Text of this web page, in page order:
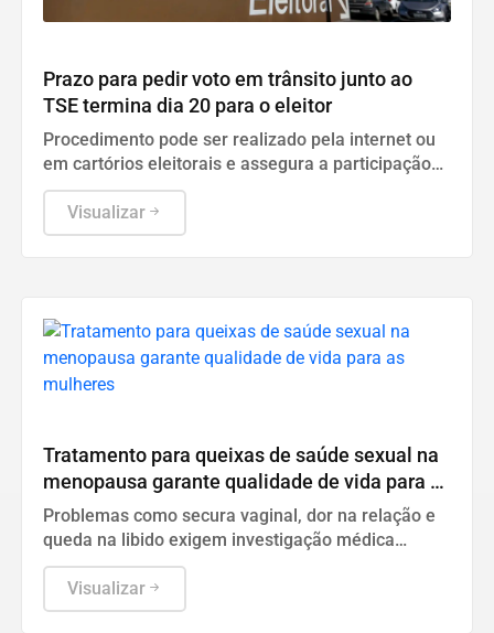
Prazo para pedir voto em trânsito junto ao
TSE termina dia 20 para o eleitor
Procedimento pode ser realizado pela internet ou
em cartórios eleitorais e assegura a participação
no pleito fora do domicílio eleitoral.
Visualizar
Tratamento para queixas de saúde sexual na
menopausa garante qualidade de vida para as
mulheres
Problemas como secura vaginal, dor na relação e
queda na libido exigem investigação médica
adequada e não devem ser normalizados
Visualizar